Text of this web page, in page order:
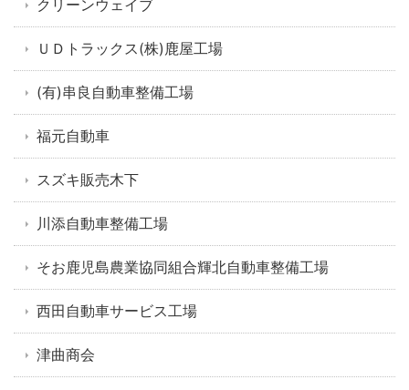
クリーンウェイブ
ＵＤトラックス(株)鹿屋工場
(有)串良自動車整備工場
福元自動車
スズキ販売木下
川添自動車整備工場
そお鹿児島農業協同組合輝北自動車整備工場
西田自動車サービス工場
津曲商会